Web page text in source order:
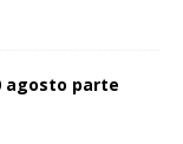
agosto parte